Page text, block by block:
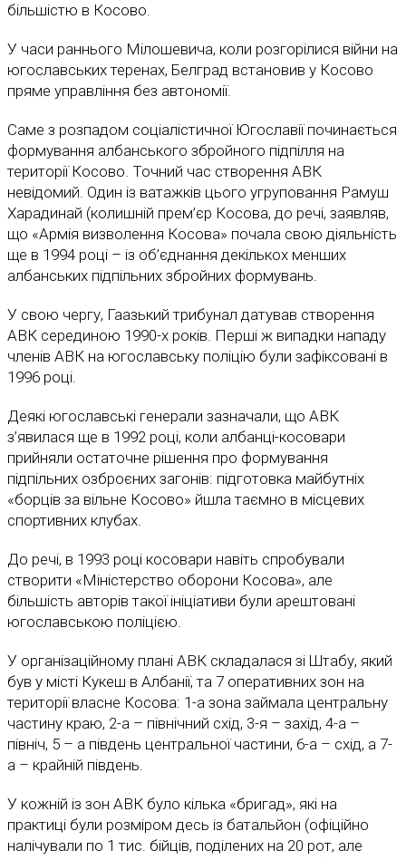
більшістю в Косово.
У часи раннього Мілошевича, коли розгорілися війни на
югославських теренах, Белград встановив у Косово
пряме управління без автономії.
Саме з розпадом соціалістичної Югославії починається
формування албанського збройного підпілля на
території Косово. Точний час створення АВК
невідомий. Один із ватажків цього угруповання Рамуш
Харадинай (колишній прем’єр Косова, до речі, заявляв,
що «Армія визволення Косова» почала свою діяльність
ще в 1994 році – із об’єднання декількох менших
албанських підпільних збройних формувань.
У свою чергу, Гаазький трибунал датував створення
АВК серединою 1990-х років. Перші ж випадки нападу
членів АВК на югославську поліцію були зафіксовані в
1996 році.
Деякі югославські генерали зазначали, що АВК
з’явилася ще в 1992 році, коли албанці-косовари
прийняли остаточне рішення про формування
підпільних озброєних загонів: підготовка майбутніх
«борців за вільне Косово» йшла таємно в місцевих
спортивних клубах.
До речі, в 1993 році косовари навіть спробували
створити «Міністерство оборони Косова», але
більшість авторів такої ініціативи були арештовані
югославською поліцією.
У організаційному плані АВК складалася зі Штабу, який
був у місті Кукеш в Албанії, та 7 оперативних зон на
території власне Косова: 1-а зона займала центральну
частину краю, 2-а – північний схід, 3-я – захід, 4-а –
північ, 5 – а південь центральної частини, 6-а – схід, а 7-
а – крайній південь.
У кожній із зон АВК було кілька «бригад», які на
практиці були розміром десь із батальйон (офіційно
налічували по 1 тис. бійців, поділених на 20 рот, але